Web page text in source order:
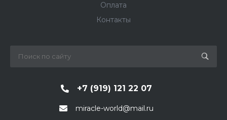
Оплата
Контакты
+7 (919) 121 22 07
miracle-world@mail.ru